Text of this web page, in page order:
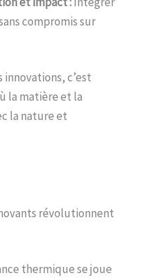
compromis sur
c’est
la matière et la
la nature et
révolutionnent
thermique se joue